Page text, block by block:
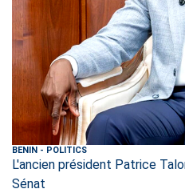
BENIN - POLITICS
L'ancien président Patrice
Sénat